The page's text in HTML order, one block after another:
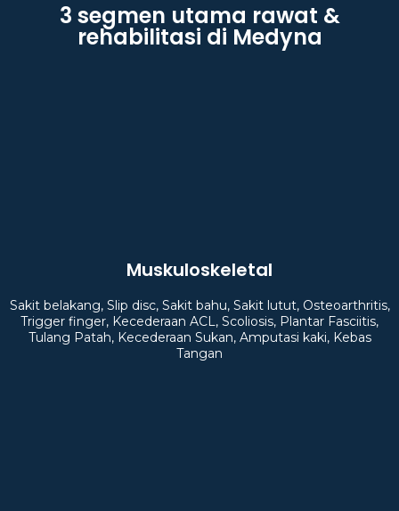
3 segmen utama rawat &
rehabilitasi di Medyna
Muskuloskeletal
Sakit belakang, Slip disc, Sakit bahu, Sakit lutut, Osteoarthritis,
Trigger finger, Kecederaan ACL, Scoliosis, Plantar Fasciitis,
Tulang Patah, Kecederaan Sukan, Amputasi kaki, Kebas
Tangan